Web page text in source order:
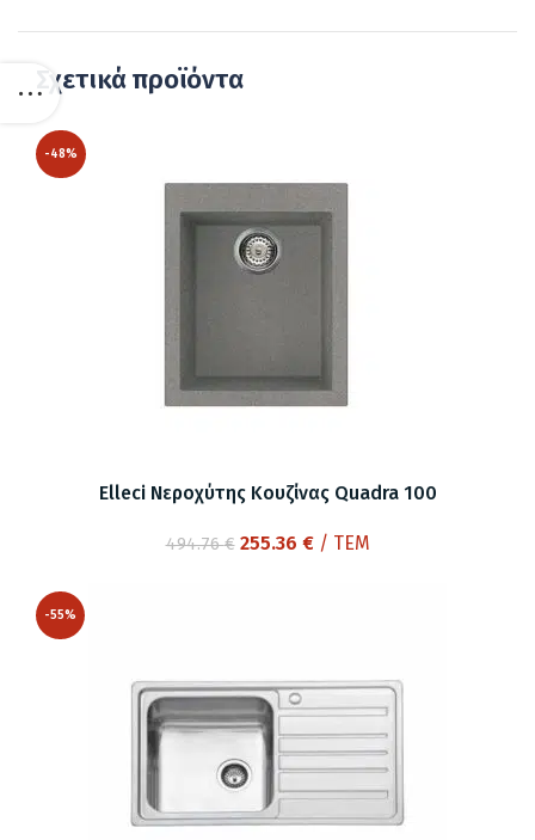
Σχετικά προϊόντα
-48%
Elleci Νεροχύτης Κουζίνας Quadra 100
494.76€ Original
255.36 €Η
/ ΤΕΜ
-55%